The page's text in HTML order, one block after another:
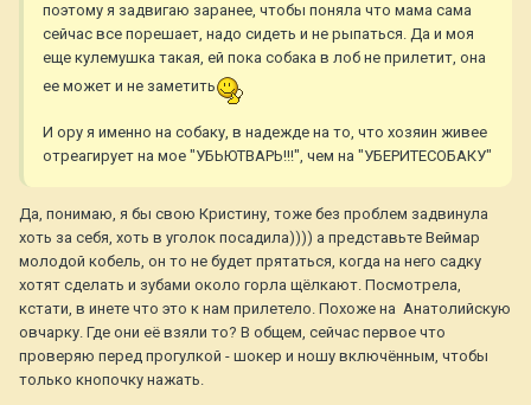
поэтому я задвигаю заранее, чтобы поняла что мама сама
сейчас все порешает, надо сидеть и не рыпаться. Да и моя
еще кулемушка такая, ей пока собака в лоб не прилетит, она
ее может и не заметить
И ору я именно на собаку, в надежде на то, что хозяин живее
отреагирует на мое "УБЬЮТВАРЬ!!!", чем на "УБЕРИТЕСОБАКУ"
Да, понимаю, я бы свою Кристину, тоже без проблем задвинула
хоть за себя, хоть в уголок посадила)))) а представьте Веймар
молодой кобель, он то не будет прятаться, когда на него садку
хотят сделать и зубами около горла щёлкают. Посмотрела,
кстати, в инете что это к нам прилетело. Похоже на Анатолийскую
овчарку. Где они её взяли то? В общем, сейчас первое что
проверяю перед прогулкой - шокер и ношу включённым, чтобы
только кнопочку нажать.